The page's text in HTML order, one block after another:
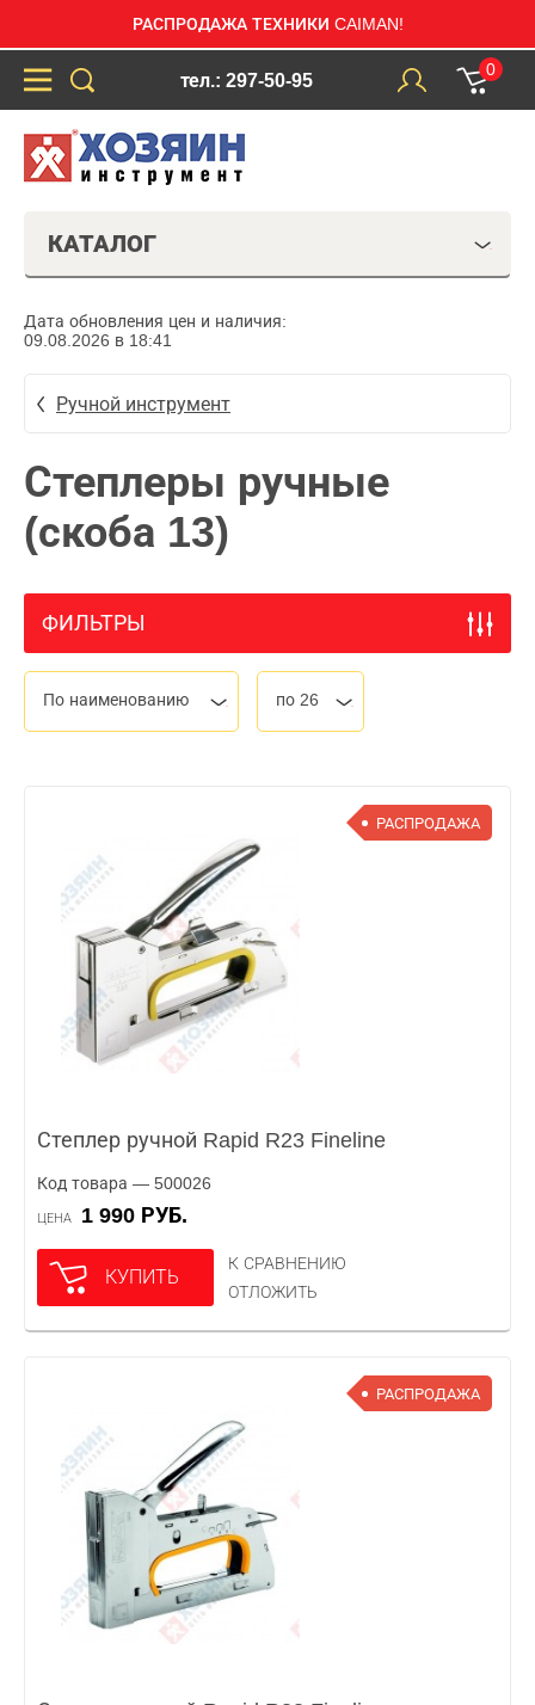
РАСПРОДАЖА ТЕХНИКИ CAIMAN!
тел.: 297-50-95
0
КАТАЛОГ
Дата обновления цен и наличия:
09.08.2026 в 18:41
Ручной инструмент
Степлеры ручные
(скоба 13)
ФИЛЬТРЫ
По наименованию по 26
РАСПРОДАЖА
Степлер ручной Rapid R23 Fineline
Код товара — 500026
ЦЕНА 1 990 РУБ.
КУПИТЬ
К СРАВНЕНИЮ
ОТЛОЖИТЬ
РАСПРОДАЖА